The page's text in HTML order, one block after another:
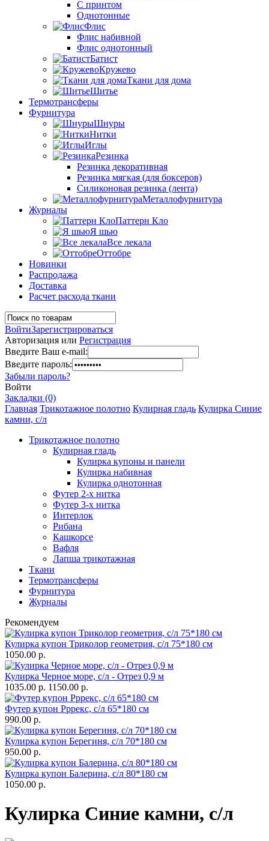
С принтом
Однотонные
Флис
Флис набивной
Флис однотонный
Батист
Кружево
Ткани для дома
Шитье
Термотрансферы
Фурнитура
Шнуры
Нитки
Иглы
Резинка
Резинка декоративная
Резинка мягкая (для боксеров)
Силиконовая резинка (лента)
Металлофурнитура
Журналы
Паттерн Кло
Я шью
Все лекала
Оттобре
Новинки
Распродажа
Доставка
Расчет расхода ткани
ВойтиЗарегистрироваться
Авторизация или Регистрация
Введите Ваш e-mail:
Введите пароль:
Забыли пароль?
Войти
Закладки (0)
Главная Трикотажное полотно Кулирная гладь Кулирка Синие
камни, с/л
Трикотажное полотно
Кулирная гладь
Кулирка купоны и панели
Кулирка набивная
Кулирка однотонная
Футер 2-х нитка
Футер 3-х нитка
Интерлок
Рибана
Кашкорсе
Вафля
Лапша трикотажная
Ткани
Термотрансферы
Фурнитура
Журналы
Рекомендуем
Кулирка купон Триколор геометрия, с/л 75*180 см
1050.00 р.
Кулирка Черное море, с/л - Отрез 0,9 м
1035.00 р. 1150.00 р.
Футер купон Рррекс, с/л 65*180 см
990.00 р.
Кулирка купон Берегиня, с/л 70*180 см
950.00 р.
Кулирка купон Балерина, с/л 80*180 см
1050.00 р.
Кулирка Синие камни, с/л